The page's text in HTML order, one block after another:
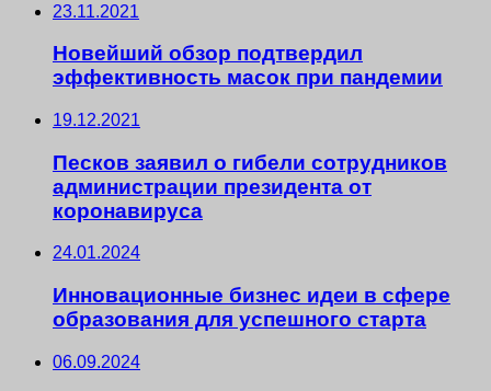
23.11.2021
Новейший обзор подтвердил
эффективность масок при пандемии
19.12.2021
Песков заявил о гибели сотрудников
администрации президента от
коронавируса
24.01.2024
Инновационные бизнес идеи в сфере
образования для успешного старта
06.09.2024